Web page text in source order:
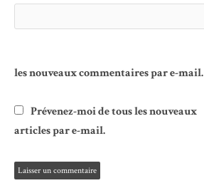
les nouveaux commentaires par e-mail.
Prévenez-moi de tous les nouveaux
articles par e-mail.